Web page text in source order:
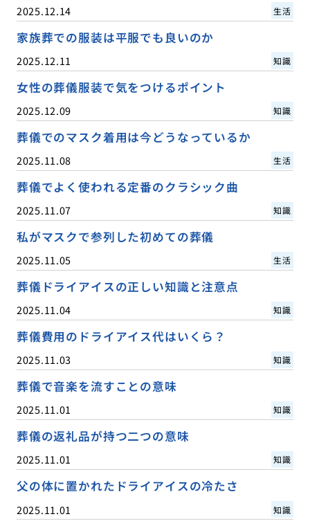
2025.12.14 生活
家族葬での服装は平服でも良いのか
2025.12.11 知識
女性の葬儀服装で気をつけるポイント
2025.12.09 知識
葬儀でのマスク着用は今どうなっているか
2025.11.08 生活
葬儀でよく使われる定番のクラシック曲
2025.11.07 知識
私がマスクで参列した初めての葬儀
2025.11.05 生活
葬儀ドライアイスの正しい知識と注意点
2025.11.04 知識
葬儀費用のドライアイス代はいくら？
2025.11.03 知識
葬儀で音楽を流すことの意味
2025.11.01 知識
葬儀の返礼品が持つ二つの意味
2025.11.01 知識
父の体に置かれたドライアイスの冷たさ
2025.11.01 知識